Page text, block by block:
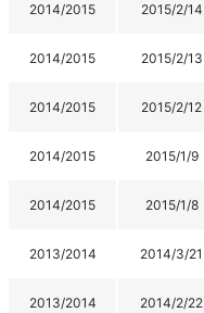
2014/2015 2015/2/14
2014/2015 2015/2/13
2014/2015 2015/2/12
2014/2015 2015/1/9
2014/2015 2015/1/8
2013/2014 2014/3/21
2013/2014 2014/2/22